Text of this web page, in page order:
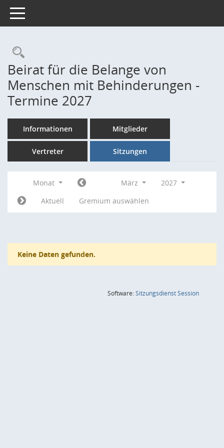
Toggle navigation
Rechercheauswahl
Beirat für die Belange von
Menschen mit Behinderungen -
Termine 2027
Informationen Mitglieder
Vertreter Sitzungen
Monat März
2027
Aktuell
Gremium auswählen
Keine Daten gefunden.
Software:SitzungsdienstSession(Wird in